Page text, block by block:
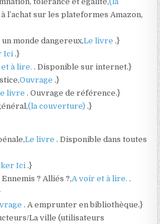
l’achat sur les plateformes Amazon,
monde dangereux,Le livre.}
Ici.}
et à lire.. Disponible sur internet.}
Ouvrage.}
livre. Ouvrage de référence.}
(la couverture).}
Le livre. Disponible dans toutes
Ici.}
? Alliés ?,A voir et à lire..
. A emprunter en bibliothèque.}
La ville (utilisateurs